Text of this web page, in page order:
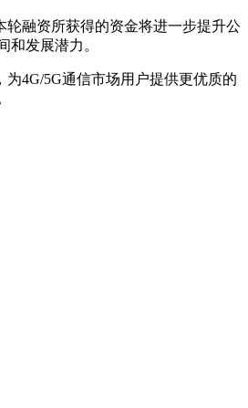
融资所获得的资金将进一步提升公
发展潜力。
4G/5G通信市场用户提供更优质的